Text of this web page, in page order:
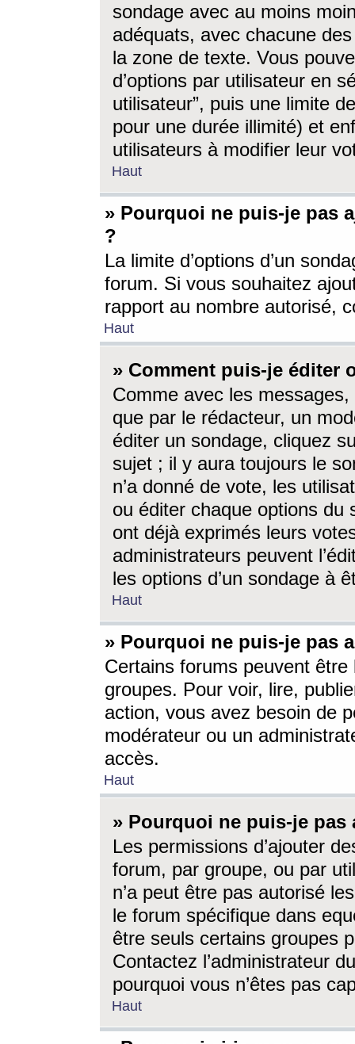
sondage avec au moins
adéquats, avec chacune
la zone de texte. Vous
d’options par utilisateur en
utilisateur”, puis une limite
pour une durée illimité) et
utilisateurs à modifier leur
Haut
» Pourquoi ne puis-je pas
?
La limite d’options d’un
forum. Si vous souhaitez
rapport au nombre autorisé,
Haut
» Comment puis-je éditer
Comme avec les
que par le rédacteur, un
éditer un sondage, cliquez
sujet ; il y aura toujours le
n’a donné de vote, les
ou éditer chaque options du
ont déjà exprimés leurs
administrateurs peuvent
les options d’un sondage à
Haut
» Pourquoi ne puis-je pas
Certains forums peuvent être
groupes. Pour voir, lire,
action, vous avez besoin de
modérateur ou un
accès.
Haut
» Pourquoi ne puis-je
Les permissions d’ajouter
forum, par groupe, ou par
n’a peut être pas autorisé
le forum spécifique dans
être seuls certains groupes
Contactez l’administrateur
pourquoi vous n’êtes pas
Haut